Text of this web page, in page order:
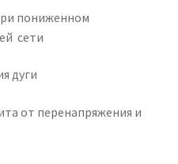
пониженном
сети
дуги
от перенапряжения и